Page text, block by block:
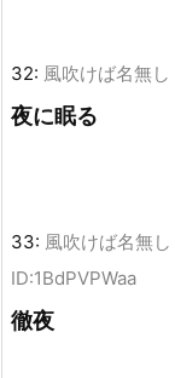
32: 風吹けば名無し
夜に眠る
33: 風吹けば名無し
ID:1BdPVPWaa
徹夜